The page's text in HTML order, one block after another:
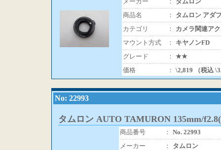
商品名
：
タムロン アダ
カテゴリ
：
カメラ関連ア
マウント方式
：
キヤノンFD
グレード
： ★★
価格
： \2,819 （税込
No: 22993
タムロン AUTO TAMURON 135mm/
商品番号 ： No. 22993
メーカー
：
タムロン